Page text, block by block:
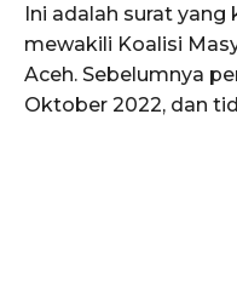
Ini adalah surat
mewakili Koalisi
Aceh. Sebelumnya
Oktober 2022, dan